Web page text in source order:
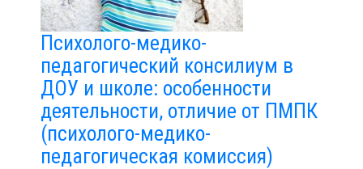
Психолого-медико-
педагогический консилиум в
ДОУ и школе: особенности
деятельности, отличие от ПМПК
(психолого-медико-
педагогическая комиссия)